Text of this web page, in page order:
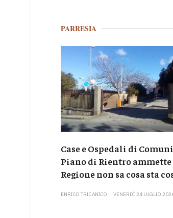
PARRESIA
Case e Ospedali di
Piano di Rientro ammette
Regione non sa cosa sta
ENRICO TRICANICO VENERDÌ 24 LUGLIO